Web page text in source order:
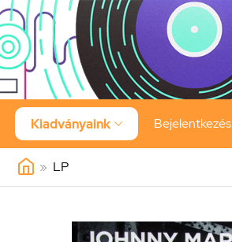
Kiadványaink  Bejelentkezés
» LP